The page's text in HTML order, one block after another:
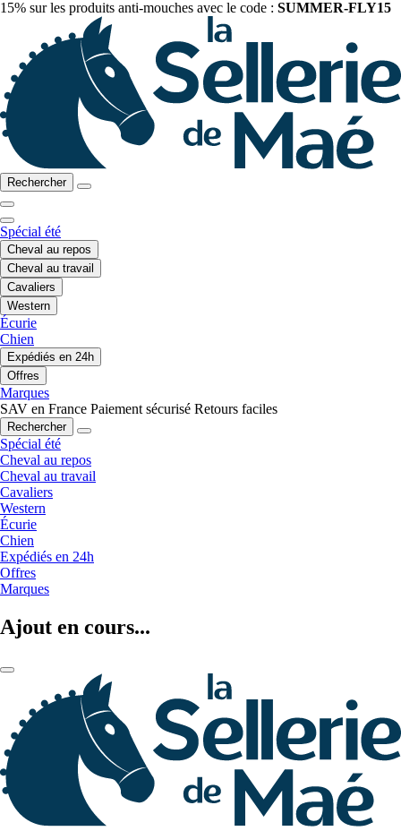
15% sur les produits anti-mouches avec le code : SUMMER-FLY15
Rechercher
Spécial été
Cheval au repos
Cheval au travail
Cavaliers
Western
Écurie
Chien
Expédiés en 24h
Offres
Marques
SAV en France Paiement sécurisé Retours faciles
Rechercher
Spécial été
Cheval au repos
Cheval au travail
Cavaliers
Western
Écurie
Chien
Expédiés en 24h
Offres
Marques
Ajout en cours...